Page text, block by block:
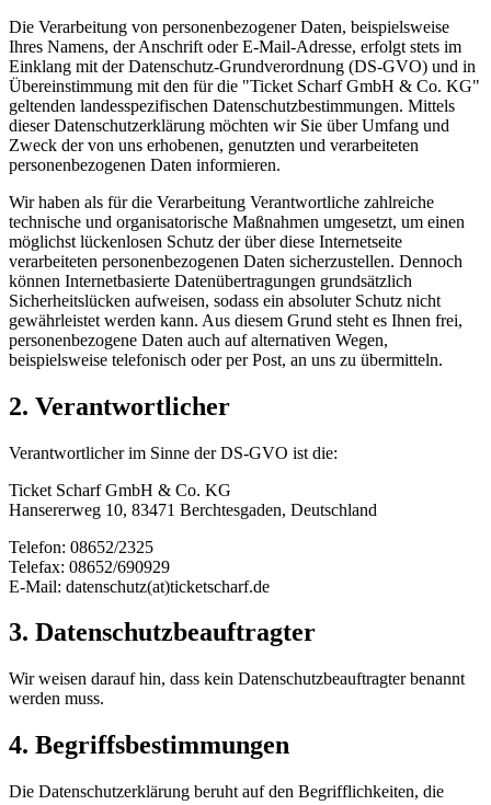
Die Verarbeitung von personenbezogener Daten, beispielsweise
Ihres Namens, der Anschrift oder E-Mail-Adresse, erfolgt stets im
Einklang mit der Datenschutz-Grundverordnung (DS-GVO) und in
Übereinstimmung mit den für die "Ticket Scharf GmbH & Co. KG"
geltenden landesspezifischen Datenschutzbestimmungen. Mittels
dieser Datenschutzerklärung möchten wir Sie über Umfang und
Zweck der von uns erhobenen, genutzten und verarbeiteten
personenbezogenen Daten informieren.
Wir haben als für die Verarbeitung Verantwortliche zahlreiche
technische und organisatorische Maßnahmen umgesetzt, um einen
möglichst lückenlosen Schutz der über diese Internetseite
verarbeiteten personenbezogenen Daten sicherzustellen. Dennoch
können Internetbasierte Datenübertragungen grundsätzlich
Sicherheitslücken aufweisen, sodass ein absoluter Schutz nicht
gewährleistet werden kann. Aus diesem Grund steht es Ihnen frei,
personenbezogene Daten auch auf alternativen Wegen,
beispielsweise telefonisch oder per Post, an uns zu übermitteln.
2. Verantwortlicher
Verantwortlicher im Sinne der DS-GVO ist die:
Ticket Scharf GmbH & Co. KG
Hansererweg 10, 83471 Berchtesgaden, Deutschland
Telefon: 08652/2325
Telefax: 08652/690929
E-Mail: datenschutz(at)ticketscharf.de
3. Datenschutzbeauftragter
Wir weisen darauf hin, dass kein Datenschutzbeauftragter benannt
werden muss.
4. Begriffsbestimmungen
Die Datenschutzerklärung beruht auf den Begrifflichkeiten, die